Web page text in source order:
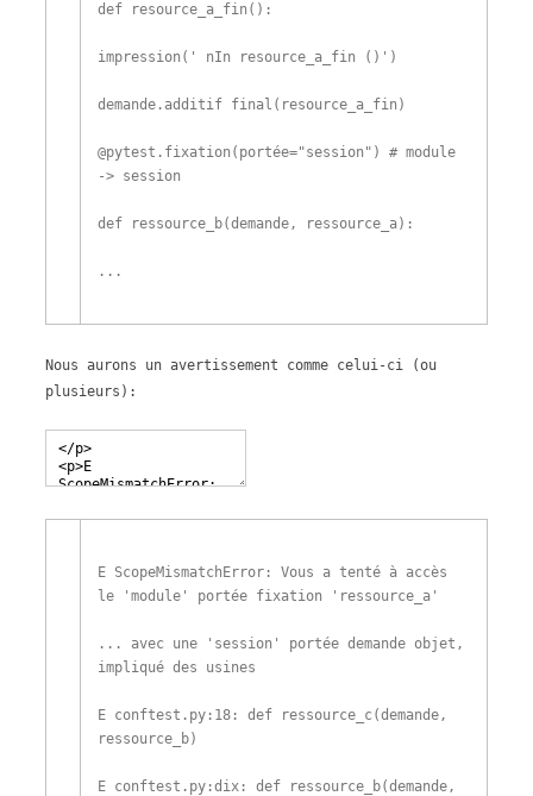
def resource_a_fin ( ) :
impression ( ' nIn resource_a_fin ()' )
demande . additif final ( resource_a_fin )
@pytest . fixation ( portée="session" )
# module
-> session
def ressource_b(demande, ressource_a) :
. . .
Nous aurons un avertissement comme celui-ci (ou
plusieurs):
E ScopeMismatchError : Vous a tenté à accès
le
'module' portée fixation 'ressource_a'
. . . avec une 'session' portée demande objet ,
impliqué des usines
E conftest . py : 18 : def ressource_c(demande,
ressource_b)
E conftest . py :dix : def ressource_b(demande,